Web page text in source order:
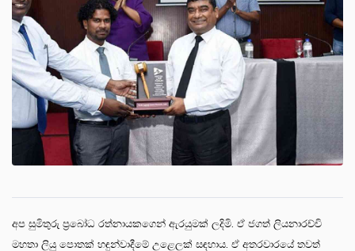
අප සුමිතුරු ප්‍රබෝධ රත්නායකගෙන් ඇරයුමක් ලදිමි. ඒ ජගත් ලියනාරච්චි
මහතා ලියු පොතක් හඳුන්වාදීමේ උළෙලක් සඳහාය. ඒ අතරවාරයේ තවත්